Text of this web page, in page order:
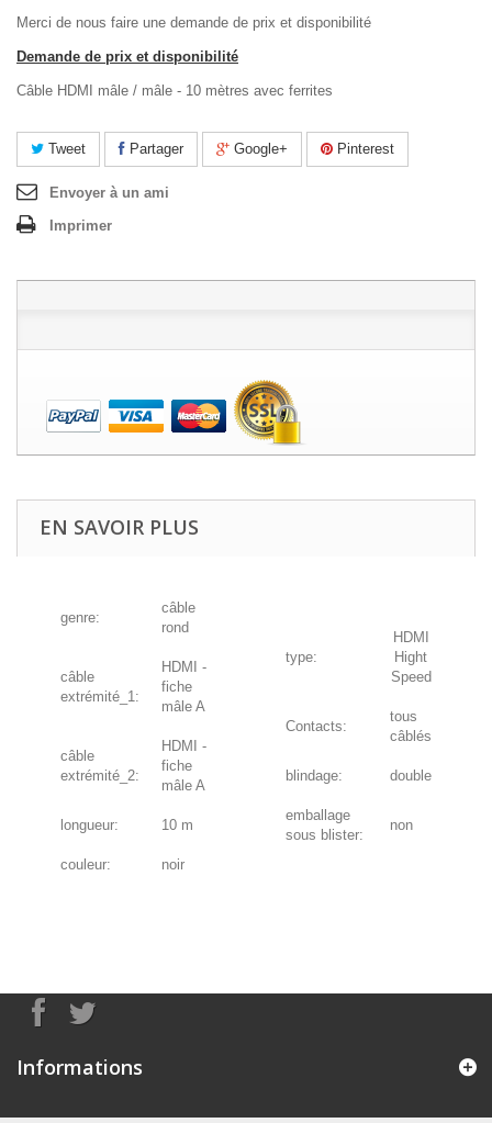
Merci de nous faire une demande de prix et disponibilité
Demande de prix et disponibilité
Câble HDMI mâle / mâle - 10 mètres avec ferrites
Tweet Partager Google+ Pinterest
Envoyer à un ami
Imprimer
EN SAVOIR PLUS
genre:
câble
rond
câble
extrémité_1:
HDMI -
fiche
mâle A
câble
extrémité_2:
HDMI -
fiche
mâle A
longueur: 10 m
couleur: noir
type:
HDMI
Hight
Speed
Contacts:
tous
câblés
blindage: double
emballage
sous blister:
non
Informations